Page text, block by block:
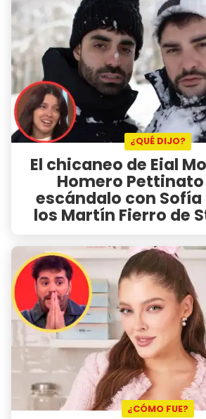
¿QUÉ DIJO?
El chicaneo de Eial
Homero
escándalo con Sofía
los Martín Fierro de
¿CÓMO FUE?